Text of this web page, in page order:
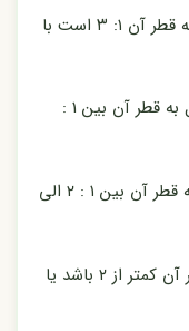
الف) برنج های دانه دراز که نسبت طول به قطر آن ۱: ۳ است با
ب) برنج های دانه متوسط که نسبت طول به قطر آن بین 1 :
ج) برنج های دانه قطور که نسبت طول به قطر آن بین ۱ : ۲ الی
د) برنج های دانه گرد: نسبت طول به قطر آن کمتر از ۲ باشد یا